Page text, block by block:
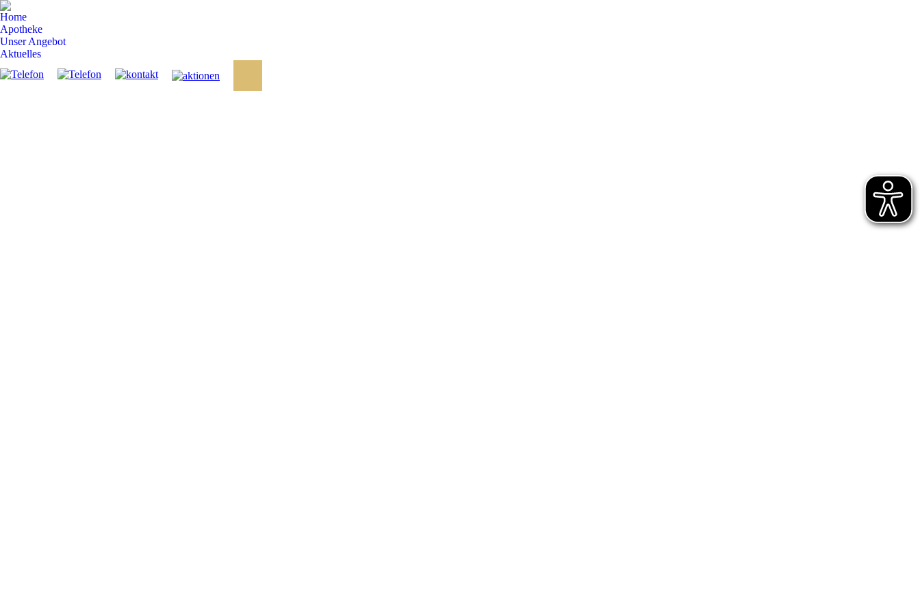
Home
Apotheke
Unser Angebot
Aktuelles